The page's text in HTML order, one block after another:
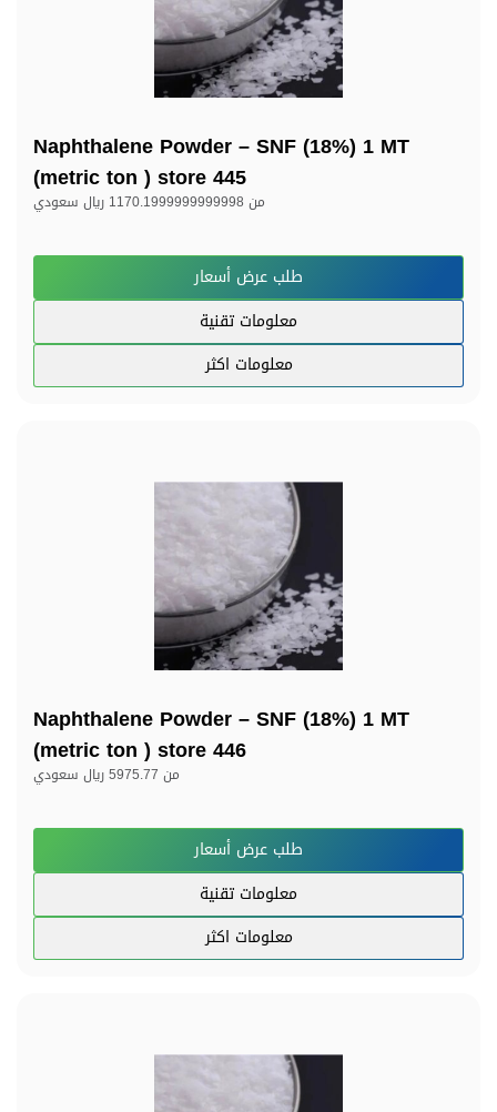
Naphthalene Powder – SNF (18%) 1 MT
(metric ton ) store 445
من 1170.1999999999998 ريال سعودي
طلب عرض أسعار
معلومات تقنية
معلومات اكثر
Naphthalene Powder – SNF (18%) 1 MT
(metric ton ) store 446
من 5975.77 ريال سعودي
طلب عرض أسعار
معلومات تقنية
معلومات اكثر